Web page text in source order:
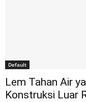
Lama
Default
Lem Tahan Air
Konstruksi Luar